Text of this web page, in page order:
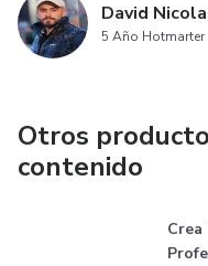
David
5 Año Hotmarter
Otros
contenido
Crea